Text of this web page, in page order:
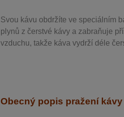
Svou kávu obdržíte ve speciálním
plynů z čerstvé kávy a zabraňuje
vzduchu, takže káva vydrží déle
Obecný popis pražení kávy